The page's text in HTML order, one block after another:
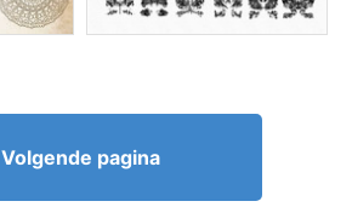
Volgende pagina